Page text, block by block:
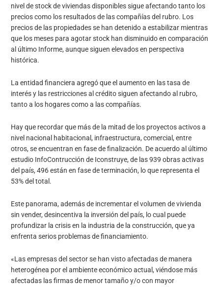
nivel de stock de viviendas disponibles sigue afectando tanto los
precios como los resultados de las compañías del rubro. Los
precios de las propiedades se han detenido a estabilizar mientras
que los meses para agotar stock han disminuido en comparación
al último Informe, aunque siguen elevados en perspectiva
histórica.
La entidad financiera agregó que el aumento en las tasa de
interés y las restricciones al crédito siguen afectando al rubro,
tanto a los hogares como a las compañías.
Hay que recordar que más de la mitad de los proyectos activos a
nivel nacional habitacional, infraestructura, comercial, entre
otros, se encuentran en fase de finalización. De acuerdo al último
estudio InfoContrucción de Iconstruye, de las 939 obras activas
del país, 496 están en fase de terminación, lo que representa el
53% del total.
Este panorama, además de incrementar el volumen de vivienda
sin vender, desincentiva la inversión del país, lo cual puede
profundizar la crisis en la industria de la construcción, que ya
enfrenta serios problemas de financiamiento.
«Las empresas del sector se han visto afectadas de manera
heterogénea por el ambiente económico actual, viéndose más
afectadas las firmas de menor tamaño y/o con mayor